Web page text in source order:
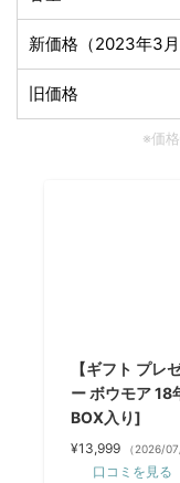
新価格（2023年3月
旧価格
※価
【ギフト プレ
ー ボウモア
BOX入り]
¥13,999 （2026/
口コミを見る